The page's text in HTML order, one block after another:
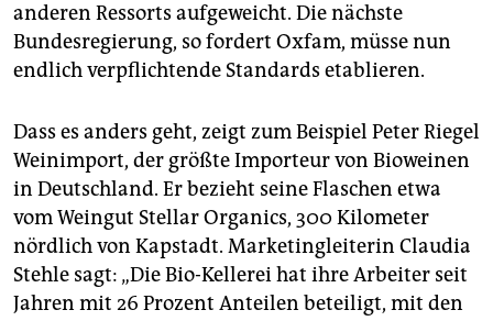
anderen Ressorts aufgeweicht. Die nächste
Bundesregierung, so fordert Oxfam, müsse nun
endlich verpflichtende Standards etablieren.
Dass es anders geht, zeigt zum Beispiel Peter Riegel
Weinimport, der größte Importeur von Bioweinen
in Deutschland. Er bezieht seine Flaschen etwa
vom Weingut Stellar Organics, 300 Kilometer
nördlich von Kapstadt. Marketingleiterin Claudia
Stehle sagt: „Die Bio-Kellerei hat ihre Arbeiter seit
Jahren mit 26 Prozent Anteilen beteiligt, mit den